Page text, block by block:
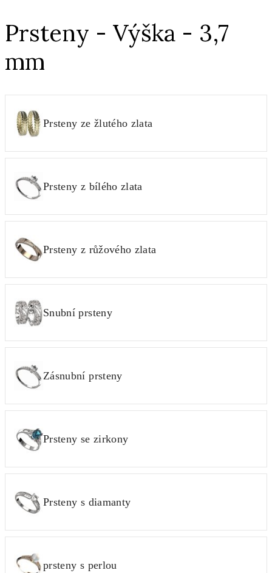
Prsteny - Výška - 3,7
mm
Prsteny ze žlutého zlata
Prsteny z bílého zlata
Prsteny z růžového zlata
Snubní prsteny
Zásnubní prsteny
Prsteny se zirkony
Prsteny s diamanty
prsteny s perlou